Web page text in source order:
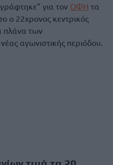
για τον ΟΦΗ τα
ο 22χρονος κεντρικός
πλάνα των
αγωνιστικής περιόδου.